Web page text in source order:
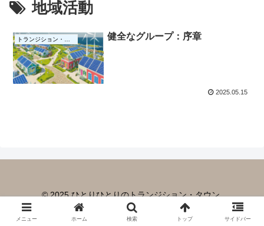
地域活動
健全なグループ：序章
2025.05.15
© 2025 ひとりひとりのトランジション・タウン.
メニュー ホーム 検索 トップ サイドバー